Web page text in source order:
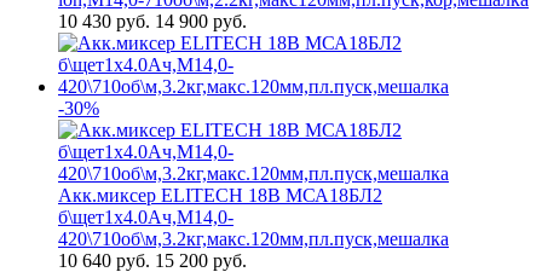
10 430 руб. 14 900 руб.
-30%
Акк.миксер ELITECH 18В МСА18БЛ2
б\щет1х4.0Ач,М14,0-
420\710об\м,3.2кг,макс.120мм,пл.пуск,мешалка
10 640 руб. 15 200 руб.